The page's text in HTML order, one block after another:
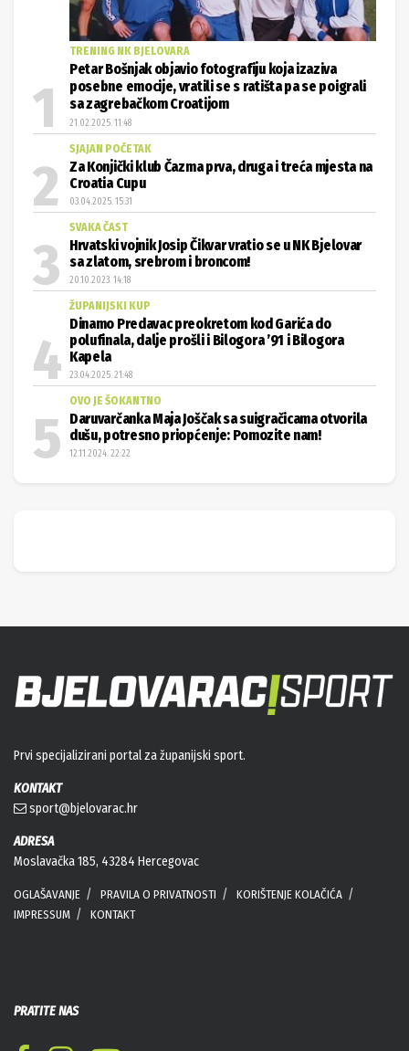
TRENING NK BJELOVARA
Petar Bošnjak objavio fotografiju koja izaziva
posebne emocije, vratili se s ratišta pa se poigrali
sa zagrebačkom Croatijom
21.02.2025. 11:48
SJAJAN POČETAK
Za Konjički klub Čazma prva, druga i treća mjesta na
Croatia Cupu
03.04.2025. 15:31
SVAKA ČAST
Hrvatski vojnik Josip Čikvar vratio se u NK Bjelovar
sa zlatom, srebrom i broncom!
20.10.2023. 14:18
ŽUPANIJSKI KUP
Dinamo Predavac preokretom kod Garića do
polufinala, dalje prošli i Bilogora ’91 i Bilogora
Kapela
23.04.2025. 21:48
OVO JE ŠOKANTNO
Daruvarčanka Maja Joščak sa suigračicama otvorila
dušu, potresno priopćenje: Pomozite nam!
12.11.2024. 22:22
Prvi specijalizirani portal za županijski sport.
KONTAKT
sport@bjelovarac.hr
ADRESA
Moslavačka 185, 43284 Hercegovac
OGLAŠAVANJE PRAVILA O PRIVATNOSTI
KORIŠTENJE KOLAČIĆA
IMPRESSUM
KONTAKT
PRATITE NAS